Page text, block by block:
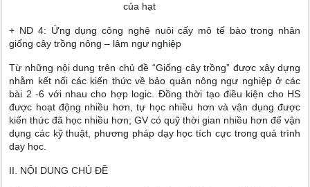
của hạt
+ ND 4: Ứng dụng công nghệ nuôi cấy mô tế bào trong nhân
giống cây trồng nông – lâm ngư nghiệp
Từ những nội dung trên chủ đề “Giống cây trồng” được xây dựng
nhằm kết nối các kiến thức về bảo quản nông ngư nghiệp ở các
bài 2 -6 với nhau cho hợp logic. Đồng thời tạo điều kiện cho HS
được hoạt động nhiều hơn, tự học nhiều hơn và vận dụng được
kiến thức đã học nhiều hơn; GV có quỹ thời gian nhiều hơn để vận
dụng các kỹ thuật, phương pháp dạy học tích cực trong quá trình
dạy học.
II. NỘI DUNG CHỦ ĐỀ